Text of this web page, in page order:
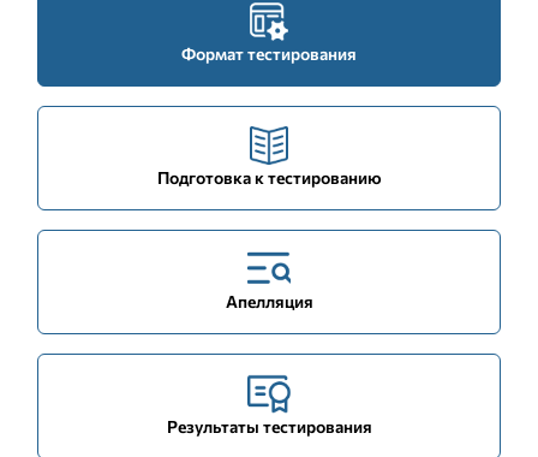
Формат тестирования
Подготовка к тестированию
Апелляция
Результаты тестирования